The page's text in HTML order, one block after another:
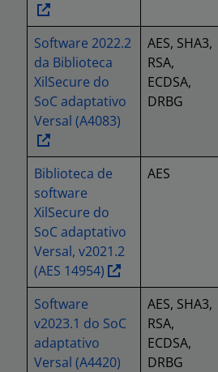
Software 2022.2
da Biblioteca
XilSecure do
SoC adaptativo
Versal (A4083)
AES, SHA3,
RSA,
ECDSA,
DRBG
Biblioteca de
software
XilSecure do
SoC adaptativo
Versal, v2021.2
(AES 14954)
AES
Software
v2023.1 do SoC
adaptativo
Versal (A4420)
AES, SHA3,
RSA,
ECDSA,
DRBG